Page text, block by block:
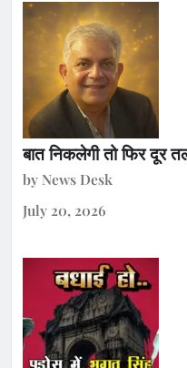
बात निकलेगी तो फिर दूर
by News Desk
July 20, 2026